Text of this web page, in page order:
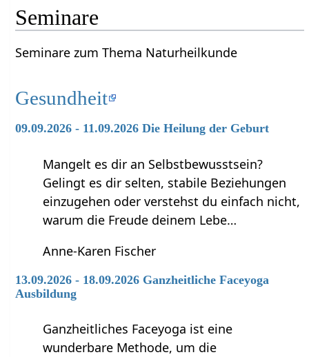
Seminare
Seminare zum Thema Naturheilkunde
Gesundheit
09.09.2026 - 11.09.2026 Die Heilung der Geburt
Mangelt es dir an Selbstbewusstsein?
Gelingt es dir selten, stabile Beziehungen
einzugehen oder verstehst du einfach nicht,
warum die Freude deinem Lebe…
Anne-Karen Fischer
13.09.2026 - 18.09.2026 Ganzheitliche Faceyoga
Ausbildung
Ganzheitliches Faceyoga ist eine
wunderbare Methode, um die